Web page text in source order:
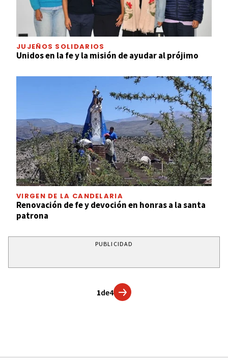
JUJEÑOS SOLIDARIOS
Unidos en la fe y la misión de ayudar al prójimo
VIRGEN DE LA CANDELARIA
Renovación de fe y devoción en honras a la santa
patrona
PUBLICIDAD
1de4